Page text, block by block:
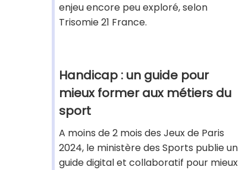
enjeu encore peu exploré, selon
Trisomie 21 France.
Handicap : un guide pour
mieux former aux métiers du
sport
A moins de 2 mois des Jeux de Paris
2024, le ministère des Sports publie un
guide digital et collaboratif pour mieux